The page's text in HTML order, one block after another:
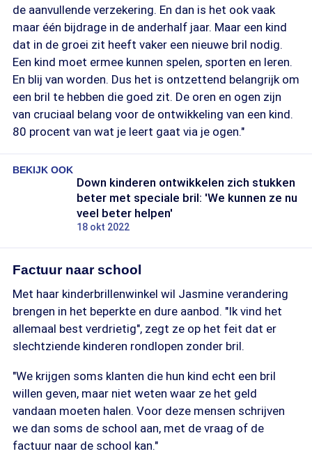
de aanvullende verzekering. En dan is het ook vaak
maar één bijdrage in de anderhalf jaar. Maar een kind
dat in de groei zit heeft vaker een nieuwe bril nodig.
Een kind moet ermee kunnen spelen, sporten en leren.
En blij van worden. Dus het is ontzettend belangrijk om
een bril te hebben die goed zit. De oren en ogen zijn
van cruciaal belang voor de ontwikkeling van een kind.
80 procent van wat je leert gaat via je ogen."
BEKIJK OOK
Down kinderen ontwikkelen zich stukken
beter met speciale bril: 'We kunnen ze nu
veel beter helpen'
18 okt 2022
Factuur naar school
Met haar kinderbrillenwinkel wil Jasmine verandering
brengen in het beperkte en dure aanbod. "Ik vind het
allemaal best verdrietig", zegt ze op het feit dat er
slechtziende kinderen rondlopen zonder bril.
"We krijgen soms klanten die hun kind echt een bril
willen geven, maar niet weten waar ze het geld
vandaan moeten halen. Voor deze mensen schrijven
we dan soms de school aan, met de vraag of de
factuur naar de school kan."